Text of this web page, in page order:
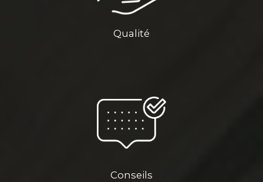
Qualité
Conseils